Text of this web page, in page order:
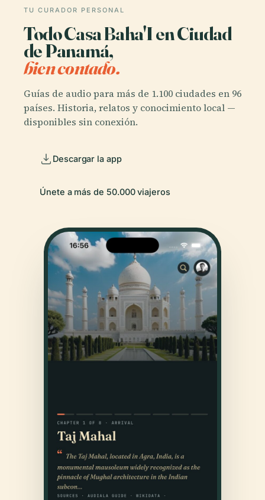
TU CURADOR PERSONAL
Todo Casa Baha'I en Ciudad
de Panamá,
bien contado.
Guías de audio para más de 1.100 ciudades en 96
países. Historia, relatos y conocimiento local —
disponibles sin conexión.
Descargar la app
Únete a más de 50.000 viajeros